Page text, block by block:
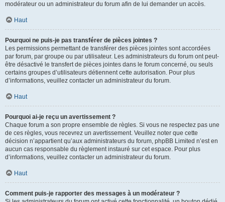
modérateur ou un administrateur du forum afin de lui demander un accès.
Haut
Pourquoi ne puis-je pas transférer de pièces jointes ?
Les permissions permettant de transférer des pièces jointes sont accordées
par forum, par groupe ou par utilisateur. Les administrateurs du forum ont peut-
être désactivé le transfert de pièces jointes dans le forum concerné, ou seuls
certains groupes d’utilisateurs détiennent cette autorisation. Pour plus
d’informations, veuillez contacter un administrateur du forum.
Haut
Pourquoi ai-je reçu un avertissement ?
Chaque forum a son propre ensemble de règles. Si vous ne respectez pas une
de ces règles, vous recevrez un avertissement. Veuillez noter que cette
décision n’appartient qu’aux administrateurs du forum, phpBB Limited n’est en
aucun cas responsable du règlement instauré sur cet espace. Pour plus
d’informations, veuillez contacter un administrateur du forum.
Haut
Comment puis-je rapporter des messages à un modérateur ?